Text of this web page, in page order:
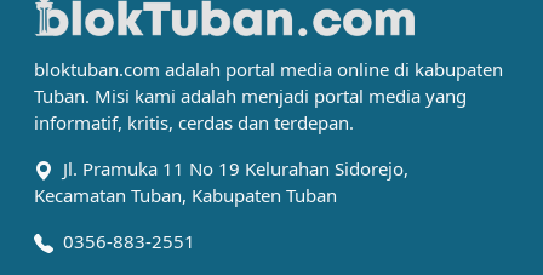
bloktuban.com adalah portal media online di kabupaten
Tuban. Misi kami adalah menjadi portal media yang
informatif, kritis, cerdas dan terdepan.
Jl. Pramuka 11 No 19 Kelurahan Sidorejo,
Kecamatan Tuban, Kabupaten Tuban
0356-883-2551